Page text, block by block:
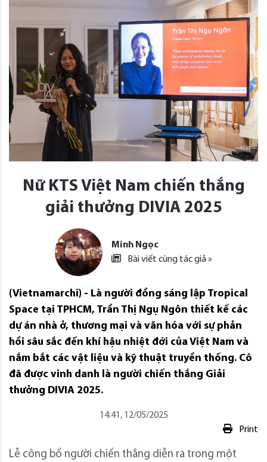
Nữ KTS Việt Nam chiến thắng
giải thưởng DIVIA 2025
Minh Ngọc
Bài viết cùng tác giả »
(Vietnamarchi) - Là người đồng sáng lập Tropical
Space tại TPHCM, Trần Thị Ngụ Ngôn thiết kế các
dự án nhà ở, thương mại và văn hóa với sự phản
hồi sâu sắc đến khí hậu nhiệt đới của Việt Nam và
nắm bắt các vật liệu và kỹ thuật truyền thống. Cô
đã được vinh danh là người chiến thắng Giải
thưởng DIVIA 2025.
14:41, 12/05/2025
Print
Lễ công bố người chiến thắng diễn ra trong một